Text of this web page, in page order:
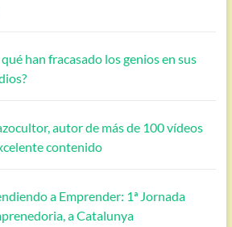
qué han fracasado los genios en sus
autor de más de 100 vídeos
contenido
a Emprender: 1ª Jornada
a Catalunya